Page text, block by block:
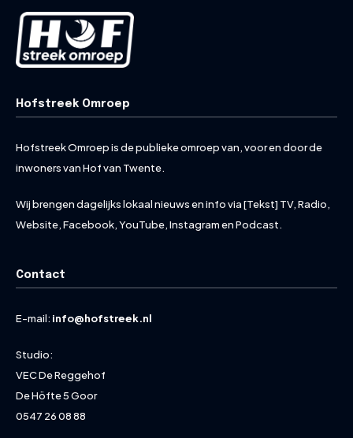
Hofstreek Omroep
Hofstreek Omroep is de publieke omroep van, voor en door de
inwoners van Hof van Twente.
Wij brengen dagelijks lokaal nieuws en info via [Tekst] TV, Radio,
Website, Facebook, YouTube, Instagram en Podcast.
Contact
E-mail: info@hofstreek.nl
Studio:
VEC De Reggehof
De Höfte 5 Goor
0547 26 08 88